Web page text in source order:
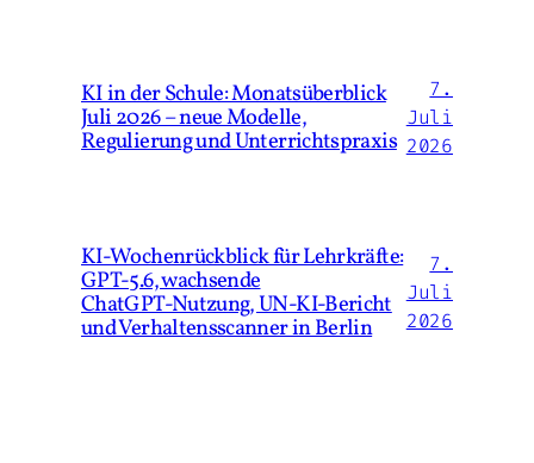
KI in der Schule: Monatsüberblick
Juli 2026 – neue Modelle,
Regulierung und Unterrichtspraxis
7.
Juli
2026
KI‑Wochenrückblick für Lehrkräfte:
GPT‑5.6, wachsende
ChatGPT‑Nutzung, UN‑KI‑Bericht
und Verhaltensscanner in Berlin
7.
Juli
2026